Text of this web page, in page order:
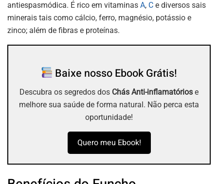
antiespasmódica. É rico em vitaminas A, C e diversos sais
minerais tais como cálcio, ferro, magnésio, potássio e
zinco; além de fibras e proteínas.
Baixe nosso Ebook Grátis!
Descubra os segredos dos Chás Anti-inflamatórios e
melhore sua saúde de forma natural. Não perca esta
oportunidade!
Quero meu Ebook!